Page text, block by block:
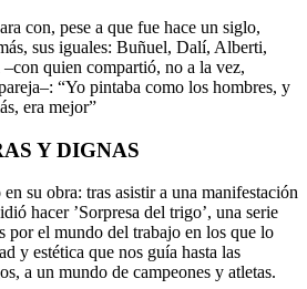
con, pese a que fue hace un siglo,
sus iguales: Buñuel, Dalí, Alberti,
quien compartió, no a la vez,
“Yo pintaba como los hombres, y
era mejor”
Y DIGNAS
su obra: tras asistir a una manifestación
hacer ’Sorpresa del trigo’, una serie
por el mundo del trabajo en los que lo
y estética que nos guía hasta las
a un mundo de campeones y atletas.